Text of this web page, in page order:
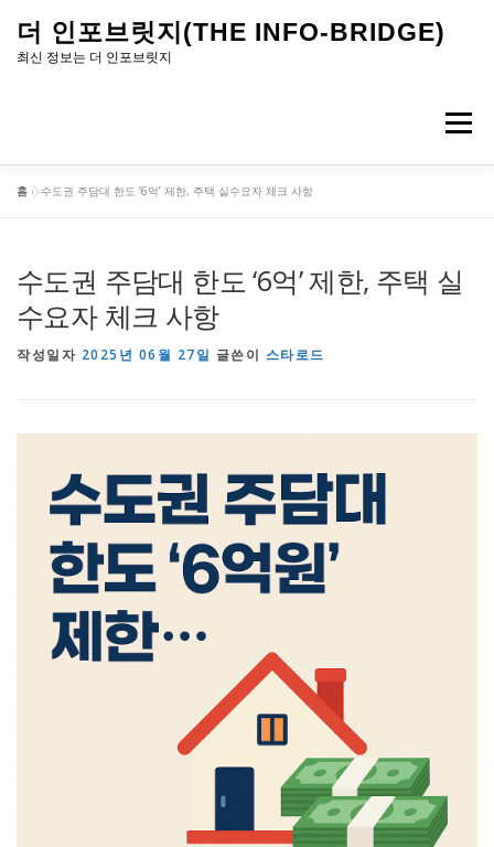
로
가
더 인포브릿지(THE INFO-BRIDGE)
최신 정보는 더 인포브릿지
메뉴
홈 »수도권 주담대 한도 ‘6억’ 제한, 주택 실수요자 체크 사항
수도권 주담대 한도 ‘6억’ 제한, 주택 실
수요자 체크 사항
작성일자 2025년 06월 27일 글쓴이 스타로드